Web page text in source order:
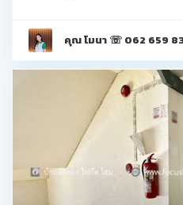
คุณ โมนา ☏ 062 659